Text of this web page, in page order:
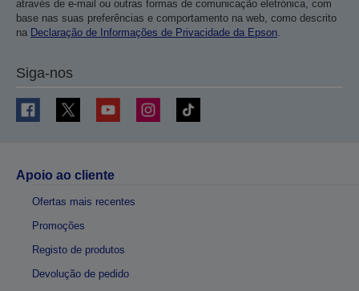
através de e-mail ou outras formas de comunicação eletrónica, com
base nas suas preferências e comportamento na web, como descrito
na Declaração de Informações de Privacidade da Epson.
Siga-nos
Apoio ao cliente
Ofertas mais recentes
Promoções
Registo de produtos
Devolução de pedido